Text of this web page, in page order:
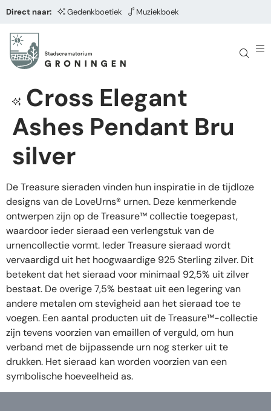
Direct naar: Gedenkboetiek Muziekboek
Cross Elegant
Ashes Pendant Bru
silver
De Treasure sieraden vinden hun inspiratie in de tijdloze
designs van de LoveUrns® urnen. Deze kenmerkende
ontwerpen zijn op de Treasure™ collectie toegepast,
waardoor ieder sieraad een verlengstuk van de
urnencollectie vormt. Ieder Treasure sieraad wordt
vervaardigd uit het hoogwaardige 925 Sterling zilver. Dit
betekent dat het sieraad voor minimaal 92,5% uit zilver
bestaat. De overige 7,5% bestaat uit een legering van
andere metalen om stevigheid aan het sieraad toe te
voegen. Een aantal producten uit de Treasure™-collectie
zijn tevens voorzien van emaillen of verguld, om hun
verband met de bijpassende urn nog sterker uit te
drukken. Het sieraad kan worden voorzien van een
symbolische hoeveelheid as.